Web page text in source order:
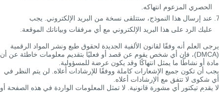
الحصري المزعوم انتهاكه.
عند إرسال هذا النموذج، ستتلقى نسخة من البريد الإلكتروني. يجب
عليك الرد على هذا البريد الإلكتروني مع أي مرفقات وبياناتك الموقعة.
يرجى العلم أنه وفقًا لقانون الألفية الجديدة لحقوق طبع ونشر المواد الرقمية
(DMCA)، فإن أي شخص يقوم عن قصد أو فعليًا بتقديم معلومات خاطئة عن أن
مادة أو نشاطًا ما يمثل انتهاكًا وقد يكون عرضة للمسؤولية.
يجب أن تكون جميع الإشعارات كاملة ووفقًا للإرشادات أعلاه. لن يتم النظر في
أي شكوى لا تتفق مع الإرشادات أعلاه.
لا يقدم تيكتور أي مشورة قانونية. لا تمثل المعلومات الواردة في هذه الصفحة أو